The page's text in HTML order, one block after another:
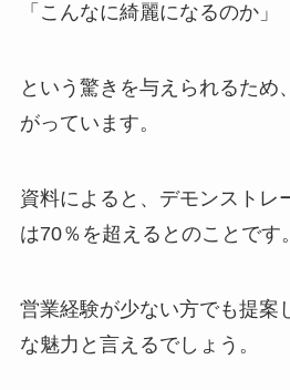
「こんなに綺麗になるのか」
という驚きを与えられるため
がっています。
資料によると、デモンストレ
は70％を超えるとのことです。
営業経験が少ない方でも提案
な魅力と言えるでしょう。